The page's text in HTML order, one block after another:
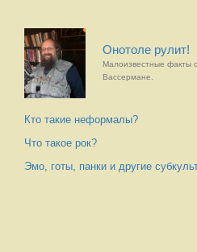
Онотоле рулит!
Малоизвестные факты
Вассермане.
Кто такие неформалы?
Что такое рок?
Эмо, готы, панки и другие